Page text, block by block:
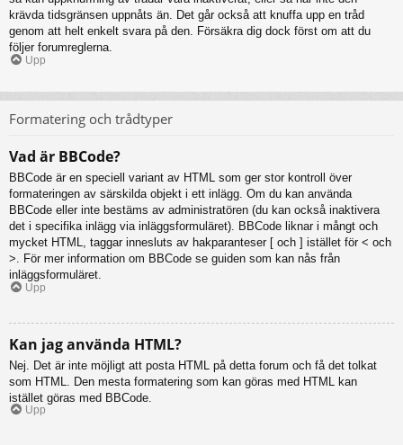
krävda tidsgränsen uppnåts än. Det går också att knuffa upp en tråd
genom att helt enkelt svara på den. Försäkra dig dock först om att du
följer forumreglerna.
Upp
Formatering och trådtyper
Vad är BBCode?
BBCode är en speciell variant av HTML som ger stor kontroll över
formateringen av särskilda objekt i ett inlägg. Om du kan använda
BBCode eller inte bestäms av administratören (du kan också inaktivera
det i specifika inlägg via inläggsformuläret). BBCode liknar i mångt och
mycket HTML, taggar innesluts av hakparanteser [ och ] istället för < och
>. För mer information om BBCode se guiden som kan nås från
inläggsformuläret.
Upp
Kan jag använda HTML?
Nej. Det är inte möjligt att posta HTML på detta forum och få det tolkat
som HTML. Den mesta formatering som kan göras med HTML kan
istället göras med BBCode.
Upp